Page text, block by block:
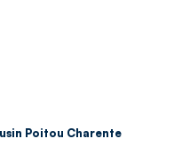
Poitou Charente